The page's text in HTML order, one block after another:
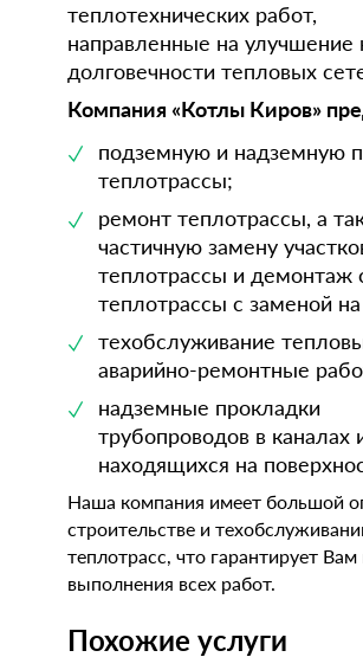
теплотехнических работ,
направленные на улучшение
долговечности тепловых
Компания «Котлы Киров»
подземную и надземную
теплотрассы;
ремонт теплотрассы, а
частичную замену
теплотрассы и демонтаж
теплотрассы с заменой
техобслуживание
аварийно-ремонтные
надземные прокладки
трубопроводов в каналах
находящихся на
Наша компания имеет большой
строительстве и
теплотрасс, что гарантирует Вам
выполнения всех работ.
Похожие услуги